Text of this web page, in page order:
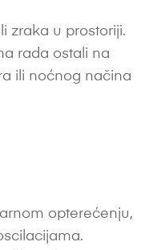
zraka u prostoriji.
rada ostali na
ili noćnog načina
opterećenju,